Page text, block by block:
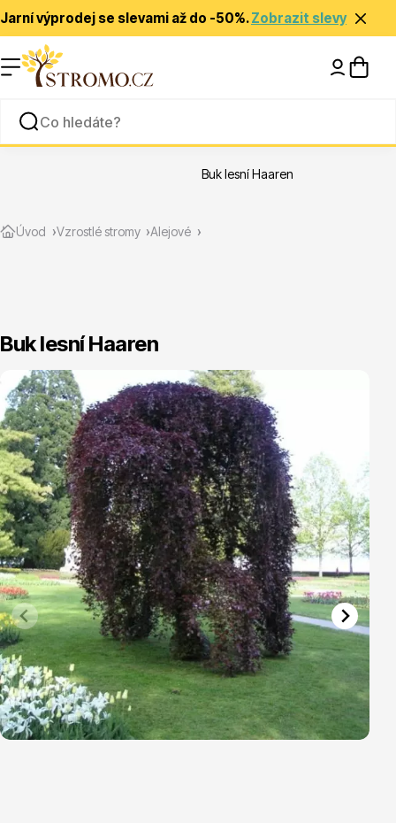
Jarní výprodej se slevami až do -50%.Zobrazit slevy
Rady a tipy
Zlevněné
Jehličnany
Vřesovištní rostliny
Vánoční stromky v květináčích a řezané
Úvod Vzrostlé stromy Alejové
Buk lesní Haaren
Buk lesní Haaren